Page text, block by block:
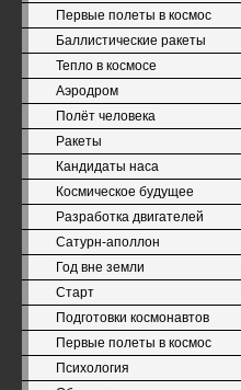
Первые полеты в космос
Баллистические ракеты
Тепло в космосе
Аэродром
Полёт человека
Ракеты
Кандидаты наса
Космическое будущее
Разработка двигателей
Сатурн-аполлон
Год вне земли
Старт
Подготовки космонавтов
Первые полеты в космос
Психология